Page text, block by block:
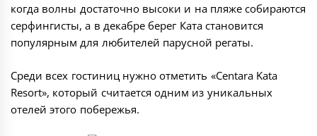
когда волны достаточно высоки и на пляже собираются
серфингисты, а в декабре берег Ката становится
популярным для любителей парусной регаты.
Среди всех гостиниц нужно отметить «Centara Kata
Resort», который считается одним из уникальных
отелей этого побережья.